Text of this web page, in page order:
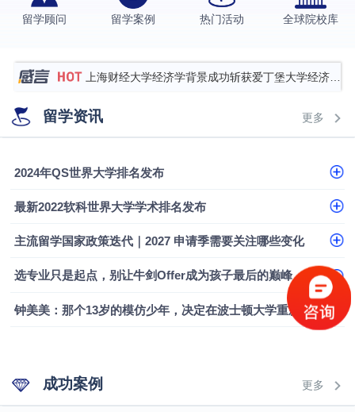
留学顾问 留学案例 热门活动 全球院校库
伯明翰大学数字媒体与创意产业硕士录取案例
Offer
上海财经大学经济学背景成功斩获爱丁堡大学经济学
硕士录取
数学背景的他，靠“供应链”故事敲开哥大、宾大之门
专科逆袭伦敦大学学院UCL录取案例解析
留学资讯 更多
2024年QS世界大学排名发布
最新2022软科世界大学学术排名发布
主流留学国家政策迭代｜2027 申请季需要关注哪些变化
选专业只是起点，别让牛剑Offer成为孩子最后的巅峰
钟美美：那个13岁的模仿少年，决定在波士顿大学重新定义自己
成功案例 更多